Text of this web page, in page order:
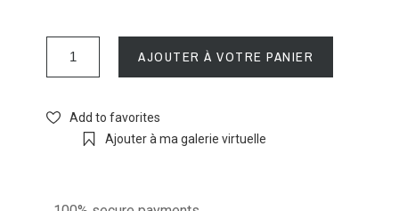
AJOUTER À VOTRE PANIER
Add to favorites
Ajouter à ma galerie virtuelle